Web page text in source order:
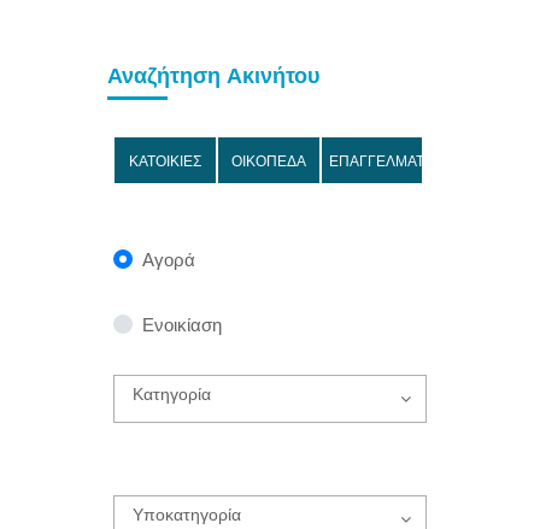
Αναζήτηση Ακινήτου
ΚΑΤΟΙΚΙΕΣ ΟΙΚΟΠΕΔΑ ΕΠΑΓΓΕΛΜΑΤΙΚΑ
Αγορά
Ενοικίαση
Κατηγορία
Υποκατηγορία